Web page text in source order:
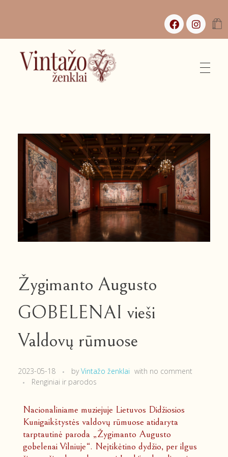
Žygimanto Augusto
GOBELENAI vieši
Valdovų rūmuose
2023-05-18 by Vintažo ženklai with no comment
Renginiai ir parodos
Nacionaliniame muziejuje Lietuvos Didžiosios
Kunigaikštystės valdovų rūmuose atidaryta
tarptautinė paroda „Žygimanto Augusto
gobelenai Vilniuje“. Neįtikėtino dydžio, per ilgus